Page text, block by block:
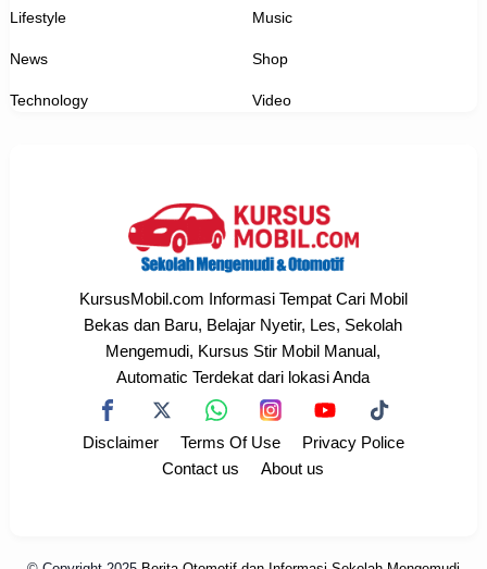
Lifestyle Music
News Shop
Technology Video
KursusMobil.com Informasi Tempat Cari Mobil
Bekas dan Baru, Belajar Nyetir, Les, Sekolah
Mengemudi, Kursus Stir Mobil Manual,
Automatic Terdekat dari lokasi Anda
Disclaimer Terms Of Use
Privacy Police
Contact us
About us